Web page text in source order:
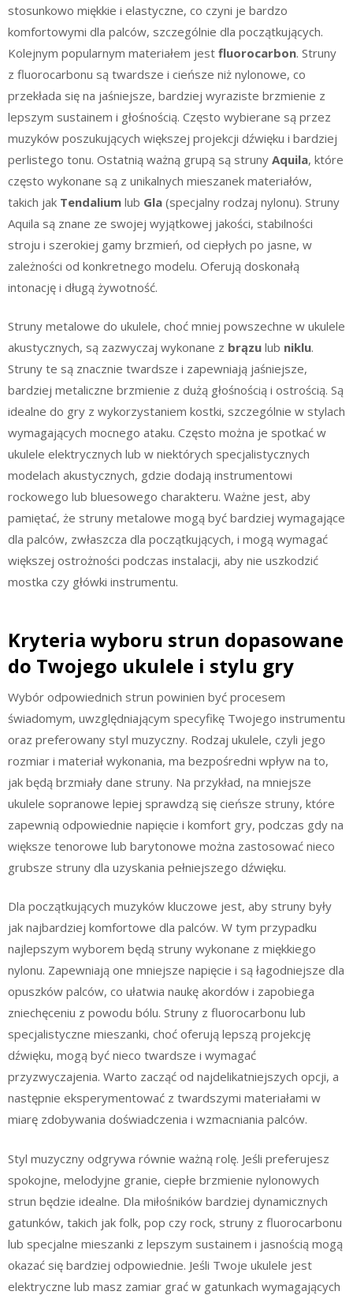
stosunkowo miękkie i elastyczne, co czyni je bardzo
komfortowymi dla palców, szczególnie dla początkujących.
Kolejnym popularnym materiałem jest fluorocarbon. Struny
z fluorocarbonu są twardsze i cieńsze niż nylonowe, co
przekłada się na jaśniejsze, bardziej wyraziste brzmienie z
lepszym sustainem i głośnością. Często wybierane są przez
muzyków poszukujących większej projekcji dźwięku i bardziej
perlistego tonu. Ostatnią ważną grupą są struny Aquila, które
często wykonane są z unikalnych mieszanek materiałów,
takich jak Tendalium lub Gla (specjalny rodzaj nylonu). Struny
Aquila są znane ze swojej wyjątkowej jakości, stabilności
stroju i szerokiej gamy brzmień, od ciepłych po jasne, w
zależności od konkretnego modelu. Oferują doskonałą
intonację i długą żywotność.
Struny metalowe do ukulele, choć mniej powszechne w ukulele
akustycznych, są zazwyczaj wykonane z brązu lub niklu.
Struny te są znacznie twardsze i zapewniają jaśniejsze,
bardziej metaliczne brzmienie z dużą głośnością i ostrością. Są
idealne do gry z wykorzystaniem kostki, szczególnie w stylach
wymagających mocnego ataku. Często można je spotkać w
ukulele elektrycznych lub w niektórych specjalistycznych
modelach akustycznych, gdzie dodają instrumentowi
rockowego lub bluesowego charakteru. Ważne jest, aby
pamiętać, że struny metalowe mogą być bardziej wymagające
dla palców, zwłaszcza dla początkujących, i mogą wymagać
większej ostrożności podczas instalacji, aby nie uszkodzić
mostka czy główki instrumentu.
Kryteria wyboru strun dopasowane
do Twojego ukulele i stylu gry
Wybór odpowiednich strun powinien być procesem
świadomym, uwzględniającym specyfikę Twojego instrumentu
oraz preferowany styl muzyczny. Rodzaj ukulele, czyli jego
rozmiar i materiał wykonania, ma bezpośredni wpływ na to,
jak będą brzmiały dane struny. Na przykład, na mniejsze
ukulele sopranowe lepiej sprawdzą się cieńsze struny, które
zapewnią odpowiednie napięcie i komfort gry, podczas gdy na
większe tenorowe lub barytonowe można zastosować nieco
grubsze struny dla uzyskania pełniejszego dźwięku.
Dla początkujących muzyków kluczowe jest, aby struny były
jak najbardziej komfortowe dla palców. W tym przypadku
najlepszym wyborem będą struny wykonane z miękkiego
nylonu. Zapewniają one mniejsze napięcie i są łagodniejsze dla
opuszków palców, co ułatwia naukę akordów i zapobiega
zniechęceniu z powodu bólu. Struny z fluorocarbonu lub
specjalistyczne mieszanki, choć oferują lepszą projekcję
dźwięku, mogą być nieco twardsze i wymagać
przyzwyczajenia. Warto zacząć od najdelikatniejszych opcji, a
następnie eksperymentować z twardszymi materiałami w
miarę zdobywania doświadczenia i wzmacniania palców.
Styl muzyczny odgrywa równie ważną rolę. Jeśli preferujesz
spokojne, melodyjne granie, ciepłe brzmienie nylonowych
strun będzie idealne. Dla miłośników bardziej dynamicznych
gatunków, takich jak folk, pop czy rock, struny z fluorocarbonu
lub specjalne mieszanki z lepszym sustainem i jasnością mogą
okazać się bardziej odpowiednie. Jeśli Twoje ukulele jest
elektryczne lub masz zamiar grać w gatunkach wymagających